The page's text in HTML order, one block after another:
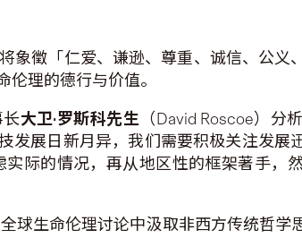
象徵「仁爱、谦逊、尊重、诚信、公义
理的德行与价值。
大卫·罗斯科先生 （David Roscoe）
发展日新月异，我们需要积极关注发展
际的情况，再从地区性的框架著手，
全球生命伦理讨论中汲取非西方传统哲